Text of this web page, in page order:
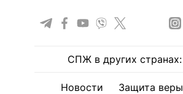
СПЖ в других странах:
Новости Защита веры